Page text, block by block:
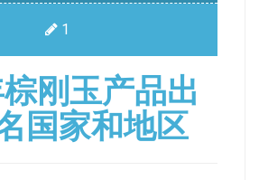
1
刚玉产品出
国家和地区